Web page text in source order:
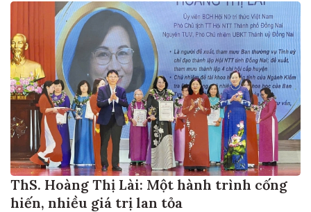
ThS. Hoàng Thị Lài: Một hành trình cống
hiến, nhiều giá trị lan tỏa